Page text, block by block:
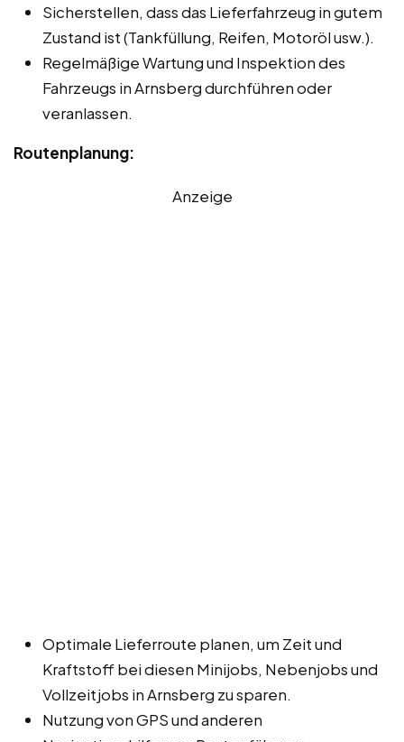
Sicherstellen, dass das Lieferfahrzeug in gutem
Zustand ist (Tankfüllung, Reifen, Motoröl usw.).
Regelmäßige Wartung und Inspektion des
Fahrzeugs in Arnsberg durchführen oder
veranlassen.
Routenplanung:
Anzeige
Optimale Lieferroute planen, um Zeit und
Kraftstoff bei diesen Minijobs, Nebenjobs und
Vollzeitjobs in Arnsberg zu sparen.
Nutzung von GPS und anderen